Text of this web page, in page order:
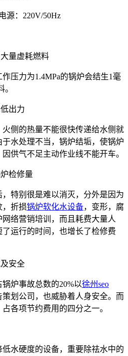
源：220V/50Hz
量虚耗燃料
压力为1.4MPa的锅炉会结生1毫
出力
侧的热量不能很快传递给水侧就
水处理不当，锅炉结垢，使锅炉
供气不足主动作业线不能开车。
检修量
特别很是难以消灭，分外是因为
，折损锅炉软化水设备，变形，腐
络营销培训，而且耗费大量人
运行的时间，也增长了检修费
安全
炉事故总数的20%以徐州seo
策划公司，也威胁着人身安全。而
各项节约费用的四分之一。
水硬度的设备，重要除祛水中的